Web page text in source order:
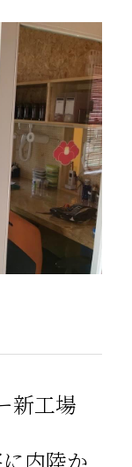
新工場
内陸か